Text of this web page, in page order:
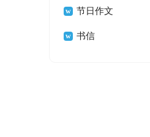
节日作文
书信